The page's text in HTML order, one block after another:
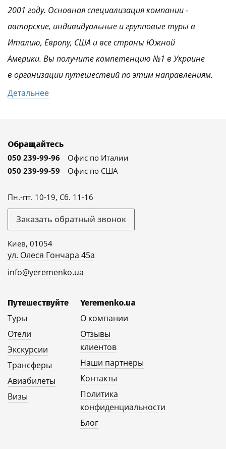
2001 году. Основная специализация компании -
авторские, индивидуальные и групповые туры в
Италию, Европу, США и все страны Южной
Америки. Вы получите компетенцию №1 в Украине
в организации путешествий по этим направлениям.
Детальнее
Обращайтесь
050 239-99-96
Офис по Италии
050 239-99-59
Офис по США
Пн.-пт. 10-19, Сб. 11-16
Заказать обратный звонок
Киев, 01054
ул. Олеся Гончара 45а
info@yeremenko.ua
Путешествуйте
Туры
Отели
Экскурсии
Трансферы
Авиабилеты
Визы
Yeremenko.ua
О компании
Отзывы
клиентов
Наши партнеры
Контакты
Политика
конфиденциальности
Блог